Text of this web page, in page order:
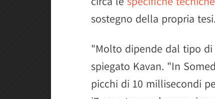
sostegno della propria tesi.
"Molto dipende dal tipo di
spiegato Kavan. "In
picchi di 10 millisecondi